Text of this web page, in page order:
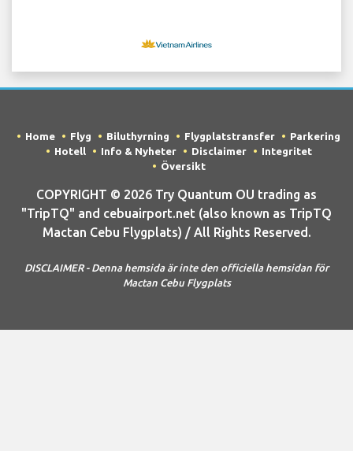
Home Flyg Biluthyrning Flygplatstransfer
Parkering
Hotell
Info & Nyheter Disclaimer
Integritet
Översikt
COPYRIGHT © 2026 Try Quantum OU trading as
"TripTQ" and cebuairport.net (also known as TripTQ
Mactan Cebu Flygplats) / All Rights Reserved.
DISCLAIMER - Denna hemsida är inte den officiella hemsidan för
Mactan Cebu Flygplats